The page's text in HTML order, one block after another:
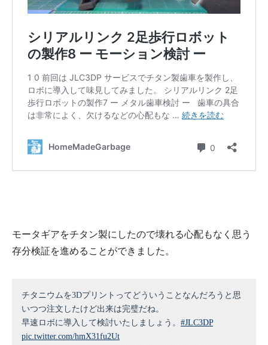
モータギアをチタン製にしたので壊れる心配もなく思う
存分検証を進めることができました。
チタニウムを3Dプリントってどういうことなんだろうと思
いつつ注文したけど出来は完璧だね。
早速ロボに導入して検討いたしましょう。 #JLC3DP
pic.twitter.com/hmX31fu2Ut